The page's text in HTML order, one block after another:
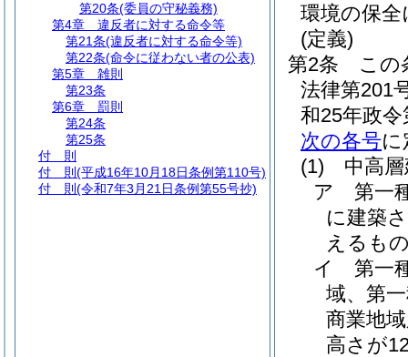
環境の保
(定義)
第2条
この
法律第201
和25年政
次の各号
(1)
中高
ア
第一
に建築
えるも
イ
第一
域、第
商業地
高さが
第20条(委員の守秘義務)
第4章
違反者に対する命令等
第21条(違反者に対する命令等)
第22条(命令に従わない者の公表)
第5章
雑則
第23条
第6章
罰則
第24条
第25条
付 則
付 則 (平成16年10月18日条例第110号)
付 則 (令和7年3月21日条例第55号抄)